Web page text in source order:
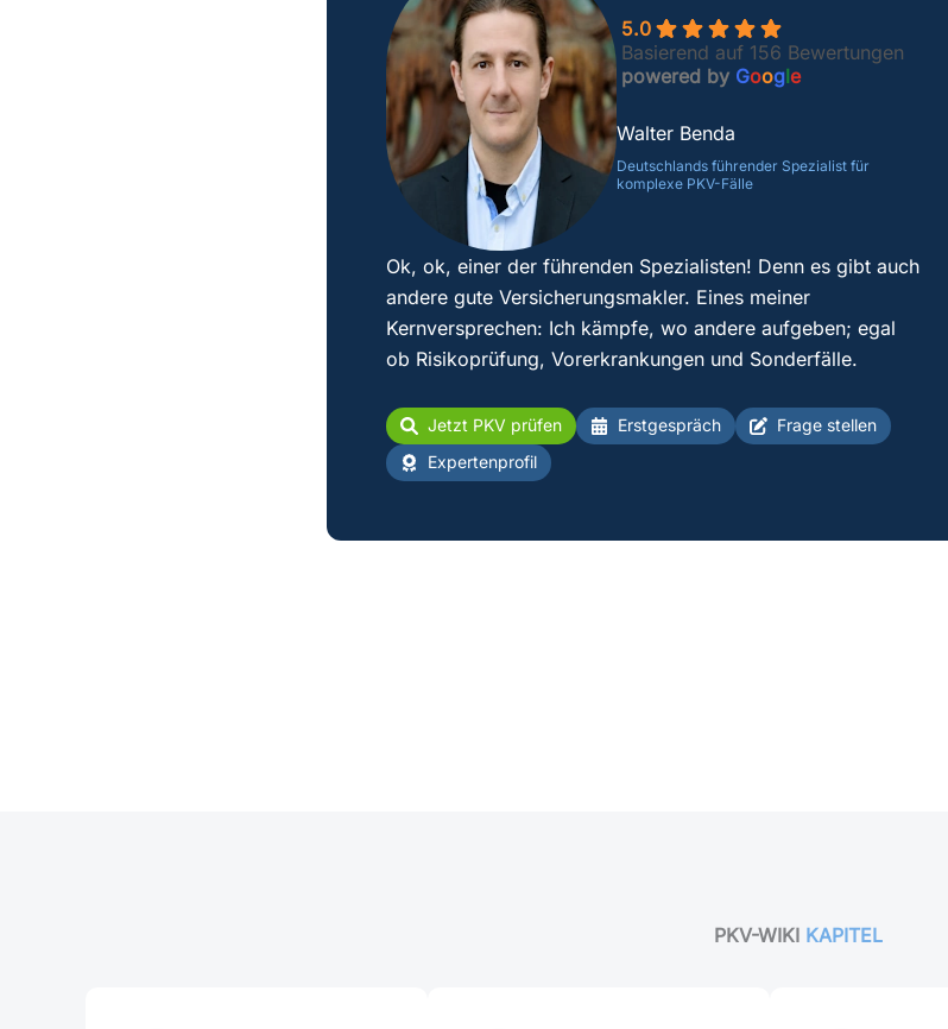
5.0
Basierend auf 156 Bewertungen
powered by Google
Walter Benda
Deutschlands führender Spezialist für
komplexe PKV-Fälle
Ok, ok, einer der führenden Spezialisten! Denn es gibt auch
andere gute Versicherungsmakler. Eines meiner
Kernversprechen: Ich kämpfe, wo andere aufgeben; egal
ob Risikoprüfung, Vorerkrankungen und Sonderfälle.
Jetzt PKV prüfen Erstgespräch
Frage stellen
Expertenprofil
PKV-WIKI KAPITEL